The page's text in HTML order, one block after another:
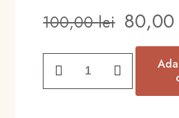
100,00lei Prețul
inițial
a
fost:
80,00
Parfum
Mislina